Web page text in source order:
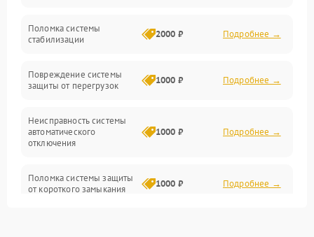
Электропитание
Механика
Корпус/Герметичность
Поломка системы
стабилизации
2000 ₽ Подробнее →
Повреждение системы
защиты от перегрузок
1000 ₽ Подробнее →
Неисправность системы
автоматического
отключения
1000 ₽ Подробнее →
Поломка системы защиты
от короткого замыкания
1000 ₽ Подробнее →